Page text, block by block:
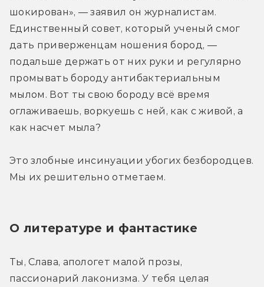
шокирован», — заявил он журналистам.
Единственный совет, который ученый смог
дать приверженцам ношения бород, —
подальше держать от них руки и регулярно
промывать бороду антибактериальным
мылом. Вот ты свою бороду всё время
оглаживаешь, воркуешь с ней, как с живой, а
как насчет мыла?
Это злобные инсинуации убогих безбородцев.
Мы их решительно отметаем.
О литературе и фантастике
Ты, Слава, апологет малой прозы,
пассионарий лаконизма. У тебя целая